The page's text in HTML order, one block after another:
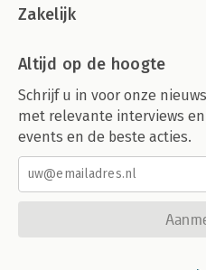
Zakelijk
Altijd op de hoogte
Schrijf u in voor onze
met relevante interviews
events en de beste acties.